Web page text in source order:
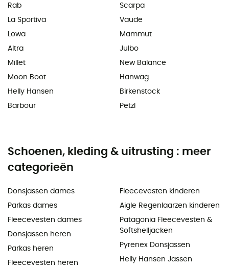
Rab
La Sportiva
Lowa
Altra
Millet
Moon Boot
Helly Hansen
Barbour
Scarpa
Vaude
Mammut
Julbo
New Balance
Hanwag
Birkenstock
Petzl
Schoenen, kleding & uitrusting : meer
categorieën
Donsjassen dames
Parkas dames
Fleecevesten dames
Donsjassen heren
Parkas heren
Fleecevesten heren
Fleecevesten kinderen
Aigle Regenlaarzen kinderen
Patagonia Fleecevesten &
Softshelljacken
Pyrenex Donsjassen
Helly Hansen Jassen